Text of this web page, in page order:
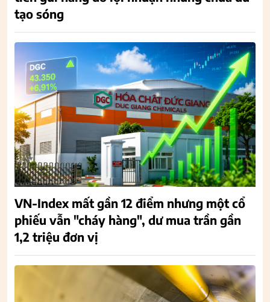
tạo sóng
VN-Index mất gần 12 điểm nhưng một cổ
phiếu vẫn "cháy hàng", dư mua trần gần
1,2 triệu đơn vị